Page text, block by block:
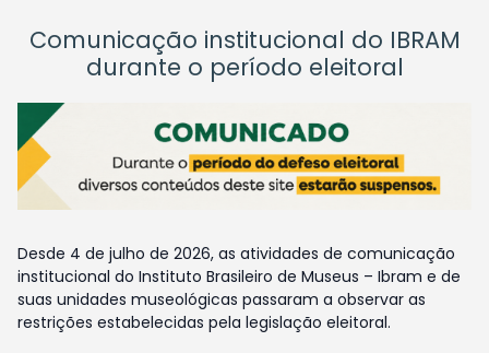
Comunicação institucional do IBRAM
durante o período eleitoral
Desde 4 de julho de 2026, as atividades de comunicação
institucional do Instituto Brasileiro de Museus – Ibram e de
suas unidades museológicas passaram a observar as
restrições estabelecidas pela legislação eleitoral.